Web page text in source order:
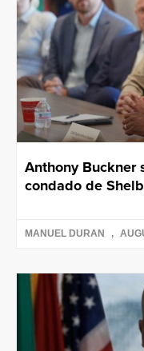
Anthony Buckner
condado de
MANUEL DURAN